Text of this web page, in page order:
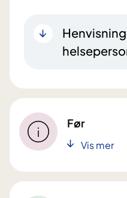
Før
Vis mer